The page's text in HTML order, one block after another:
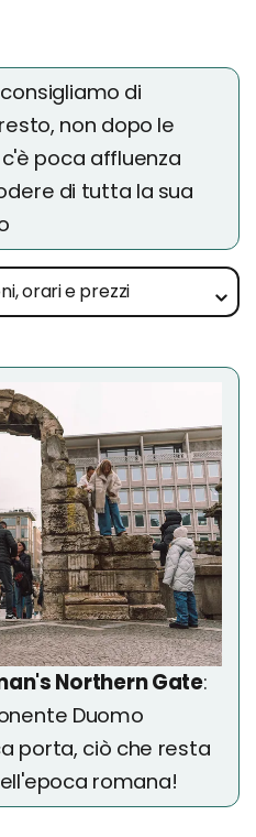
consigliamo di
non dopo le
poca affluenza
di tutta la sua
orari e prezzi
Northern Gate:
Duomo
porta, ciò che resta
romana!